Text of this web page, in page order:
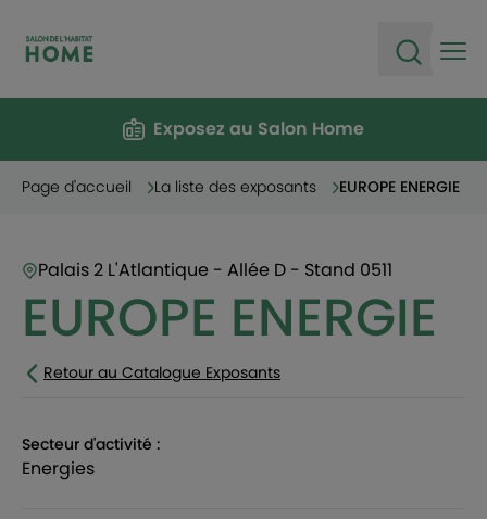
Exposez au Salon Home
Page d'accueil La liste des exposants EUROPE ENERGIE
Palais 2 L'Atlantique - Allée D - Stand 0511
EUROPE ENERGIE
Retour au Catalogue Exposants
Secteur d'activité :
energies